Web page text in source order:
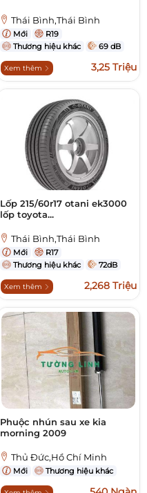
Thái Bình,Thái Bình
Mới
R19
Thương hiệu khác
69 dB
Xem thêm 3,25 Triệu
Lốp 215/60r17 otani ek3000
lốp toyota...
Thái Bình,Thái Bình
Mới
R17
Thương hiệu khác
72dB
Xem thêm 2,268 Triệu
Phuộc nhún sau xe kia
morning 2009
Thủ Đức,Hồ Chí Minh
Mới Thương hiệu khác